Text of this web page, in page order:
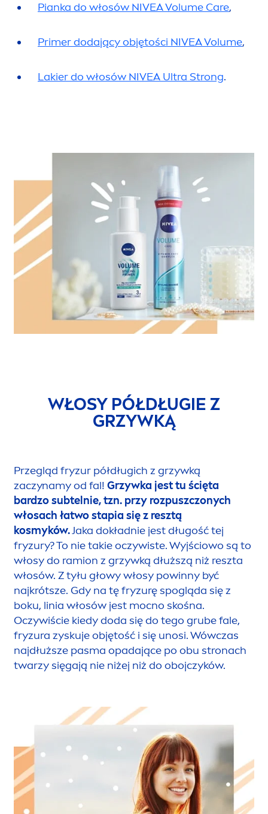
Pianka do włosów NIVEAVolume Care,
Primer dodający objętości NIVEAVolume,
Lakier do włosów NIVEA Ultra Strong.
WŁOSY PÓŁDŁUGIE Z
GRZYWKĄ
Przegląd fryzur półdługich z grzywką
zaczynamy od fal! Grzywka jest tu ścięta
bardzo subtelnie, tzn. przy rozpuszczonych
włosach łatwo stapia się z resztą
kosmyków.Jaka dokładnie jest długość tej
fryzury? To nie takie oczywiste. Wyjściowo są to
włosy do ramion z grzywką dłuższą niż reszta
włosów. Z tyłu głowy włosy powinny być
najkrótsze. Gdy na tę fryzurę spogląda się z
boku, linia włosów jest mocno skośna.
Oczywiście kiedy doda się do tego grube fale,
fryzura zyskuje objętość i się unosi. Wówczas
najdłuższe pasma opadające po obu stronach
twarzy sięgają nie niżej niż do obojczyków.